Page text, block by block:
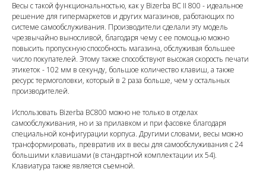
Весы с такой функциональностью, как у Bizerba BC II 800 - идеальное
решение для гипермаркетов и других магазинов, работающих по
системе самообслуживания. Производители сделали эту модель
чрезвычайно выносливой, благодаря чему с ее помощью можно
повысить пропускную способность магазина, обслуживая большее
число покупателей. Этому также способствуют высокая скорость печати
этикеток - 102 мм в секунду, большое количество клавиш, а также
ресурс термоголовки, который в 2 раза больше, чем у остальных
производителей.
Использовать Bizerba BC800 можно не только в отделах
самообслуживания, но и за прилавком и при фасовке благодаря
специальной конфигурации корпуса. Другими словами, весы можно
трансформировать, превратив их в весы для самообслуживания с 24
большими клавишами (в стандартной комплектации их 54).
Клавиатура также является съемной.